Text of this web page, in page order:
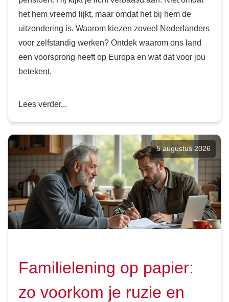
het hem vreemd lijkt, maar omdat het bij hem de
uitzondering is. Waarom kiezen zoveel Nederlanders
voor zelfstandig werken? Ontdek waarom ons land
een voorsprong heeft op Europa en wat dat voor jou
betekent.
Lees verder...
5 augustus 2026
Familielening op papier:
zo voorkom je ruzie en